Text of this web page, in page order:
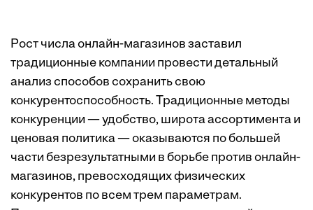
Рост числа онлайн-магазинов заставил
традиционные компании провести детальный
анализ способов сохранить свою
конкурентоспособность. Традиционные методы
конкуренции — удобство, широта ассортимента и
ценовая политика — оказываются по большей
части безрезультатными в борьбе против онлайн-
магазинов, превосходящих физических
конкурентов по всем трем параметрам.